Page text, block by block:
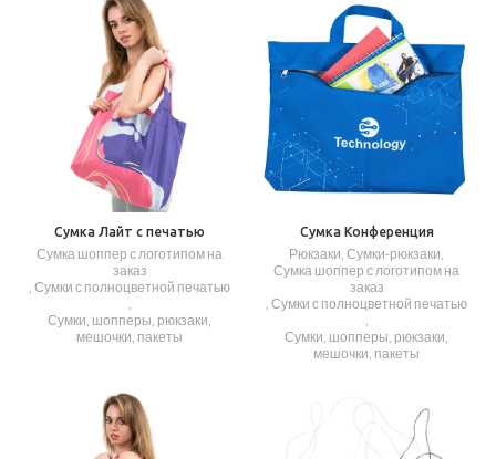
Сумка Лайт с печатью
Сумка шоппер с логотипом на
заказ
, Сумки с полноцветной печатью
,
Сумки, шопперы, рюкзаки,
мешочки, пакеты
Сумка Конференция
Рюкзаки, Сумки-рюкзаки,
Сумка шоппер с логотипом на
заказ
, Сумки с полноцветной печатью
,
Сумки, шопперы, рюкзаки,
мешочки, пакеты